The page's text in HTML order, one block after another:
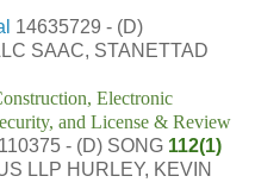
14635729 - (D)
SAAC, STANETTAD
Electronic
and License & Review
- (D) SONG 112(1)
LLP HURLEY, KEVIN